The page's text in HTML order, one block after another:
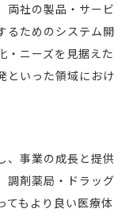
両社の製品・サービ
るためのシステム開
・ニーズを見据えた
といった領域におけ
、事業の成長と提供
調剤薬局・ドラッグ
てもより良い医療体